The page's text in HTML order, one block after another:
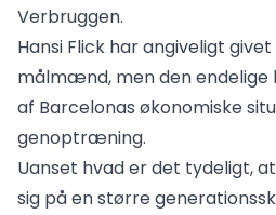
Verbruggen.
Hansi Flick har angiveligt
målmænd, men den
af Barcelonas økonomiske
genoptræning.
Uanset hvad er det tydeligt,
sig på en større